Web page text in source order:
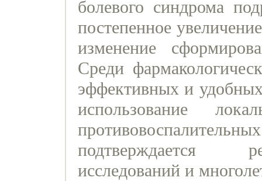
болевого синдрома
постепенное
изменение
Среди
эффективных и
использование
подтверждается
исследований и